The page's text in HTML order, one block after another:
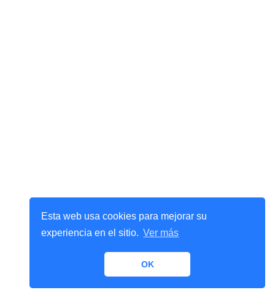
Esta web usa cookies para mejorar su
experiencia en el sitio. Ver más
OK